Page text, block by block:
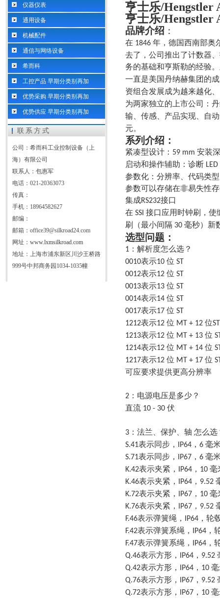
仪器仪表
通用设备
机械配件
通信与网络设备
希而科
工控产品 早期分类别再加
优势采购 早期分类别再加
优势供应 早期分类别再加
联系方式
公司：希而科工业控制设备（上
海）有限公司
联系人：包惠军
电话：021-20363073
传真：
手机：18964582627
邮编：
邮箱：office39@silkroad24.com
网址： www.lxmsilkroad.com
地址：上海市浦东新区川沙王桥路
999号中邦商务园1034-1035幢
亨士乐/Hengstler
亨士乐/Hengstler
品牌介绍 ：
在 1846 年，德国西南部奥
去了，公司推出了计数器
务的基础和亨斯勒的经验
一直是美国丹纳赫集团的
资组合发展成为越来越化
为两家独立的上市公司：
输、传感、产品实现、自
元。
系列介绍：
紧凑型设计： 59 mm 安装
启动和操作辅助：诊断 LED
参数化：分辨率、代码类
参数可以存储在非易失性
集成RS232接口
在 SSI 接口应用时钟刷，使
刷（最小间隔 30 毫秒）新
选型问题：
1 ：解析度怎么选？
0010表示10 位 ST
0012表示12 位 ST
0013表示13 位 ST
0014表示14 位 ST
0017表示17 位 ST
1212表示12 位 MT + 12 位ST
1213表示12 位 MT + 13 位
1214表示12 位 MT + 14 位
1217表示12 位 MT + 17 位
可应要求提供更高分辨率
2 ：电源电压是多少？
直流 10 - 30 伏
3 ：法兰、保护、轴 怎么选
S.41表示同步， IP64 ， 6 毫
S.71表示同步， IP67 ， 6 毫
K.42表示夹紧， IP64 ， 10 毫
K.46表示夹紧， IP64 ， 9.52
K.72表示夹紧， IP67 ， 10 毫
K.76表示夹紧， IP67 ， 9.52
F.46表示弹簧绳， IP64 ，轮
F.42表示弹簧系绳， IP64 ，
F.47表示弹簧系绳， IP64 ，
Q.46表示方形， IP64 ， 9.52
Q.42表示方形， IP64 ， 10
Q.76表示方形， IP67 ， 9.52
Q.72表示方形， IP67 ， 10